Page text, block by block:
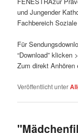
und Jungender
Fachbereich
Für
“Download” klicken
Zum direkt
Veröffentlicht unter